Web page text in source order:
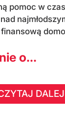
pomoc w
o...
DALEJ